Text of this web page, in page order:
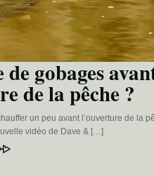
gobages
de la pêche ?
un peu avant l’ouverture de la
vidéo de Dave & […]